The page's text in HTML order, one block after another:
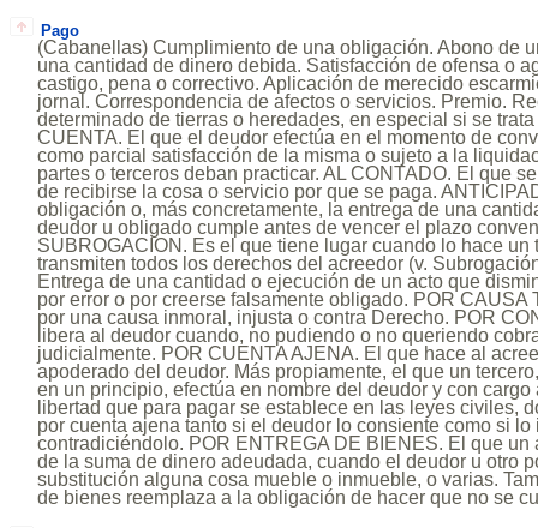
Pago
(Cabanellas) Cumplimiento de una obligación. Abono de
una cantidad de dinero debida. Satisfacción de ofensa o
castigo, pena o correctivo. Aplicación de merecido
jornal. Correspondencia de afectos o servicios. Premio.
determinado de tierras o heredades, en especial si se
CUENTA. El que el deudor efectúa en el momento de
como parcial satisfacción de la misma o sujeto a la
partes o terceros deban practicar. AL CONTADO. El que
de recibirse la cosa o servicio por que se paga.
obligación o, más concretamente, la entrega de una
deudor u obligado cumple antes de vencer el plazo
SUBROGACION. Es el que tiene lugar cuando lo hace un
transmiten todos los derechos del acreedor (v.
Entrega de una cantidad o ejecución de un acto que
por error o por creerse falsamente obligado. POR CAUSA
por una causa inmoral, injusta o contra Derecho. POR
libera al deudor cuando, no pudiendo o no queriendo
judicialmente. POR CUENTA AJENA. El que hace al
apoderado del deudor. Más propiamente, el que un
en un principio, efectúa en nombre del deudor y con cargo
libertad que para pagar se establece en las leyes civiles,
por cuenta ajena tanto si el deudor lo consiente como si
contradiciéndolo. POR ENTREGA DE BIENES. El que un
de la suma de dinero adeudada, cuando el deudor u otro
substitución alguna cosa mueble o inmueble, o varias.
de bienes reemplaza a la obligación de hacer que no se